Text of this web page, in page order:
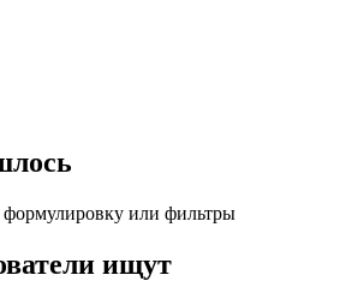
или фильтры
ищут